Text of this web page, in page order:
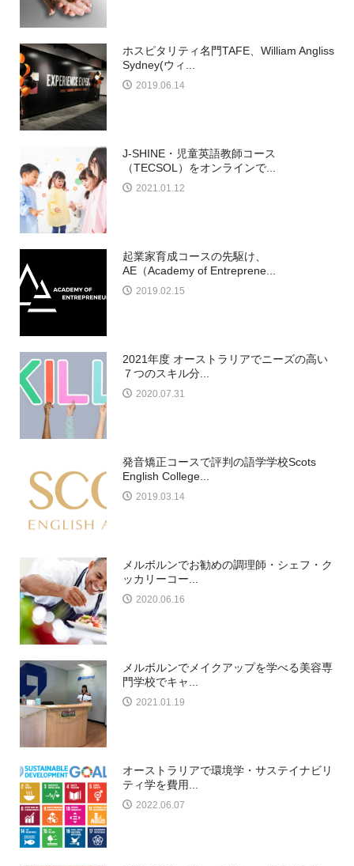
ホスピタリティ名門TAFE、William Angliss
Sydney(ウィ...
2019.06.14
J-SHINE・児童英語教師コース
（TECSOL）をオンラインで...
2021.01.12
起業家育成コースの先駆け、
AE（Academy of Entreprene...
2019.02.15
2021年度 オーストラリアでニーズの高い
７つのスキル分...
2020.07.31
発音矯正コースで評判の語学学校Scots
English College...
2019.03.14
メルボルンでお勧めの調理師・シェフ・ク
ッカリーコー...
2020.06.16
メルボルンでメイクアップを学べる美容専
門学校でキャ...
2021.01.19
オーストラリアで環境学・サステイナビリ
ティ学を費用...
2022.06.07